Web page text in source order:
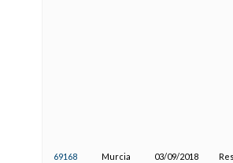
69168 Murcia 03/09/2018